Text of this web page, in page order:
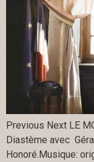
Previous Next LE
Diastème avec
Honoré.Musique: